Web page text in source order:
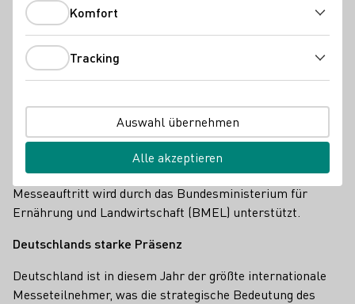
Wines of Germany-Messestand auf der ProWein Tokyo 2024.
15. bis 17. April 2025präsentieren sich 30 Aussteller
im deutschen Pavillon im Tokyo Big Sight. Der
Messeauftritt wird durch das Bundesministerium für
Ernährung und Landwirtschaft (BMEL) unterstützt.
Deutschlands starke Präsenz
Deutschland ist in diesem Jahr der größte internationale
Messeteilnehmer, was die strategische Bedeutung des
Komfort
Tracking
Auswahl übernehmen
Alle akzeptieren